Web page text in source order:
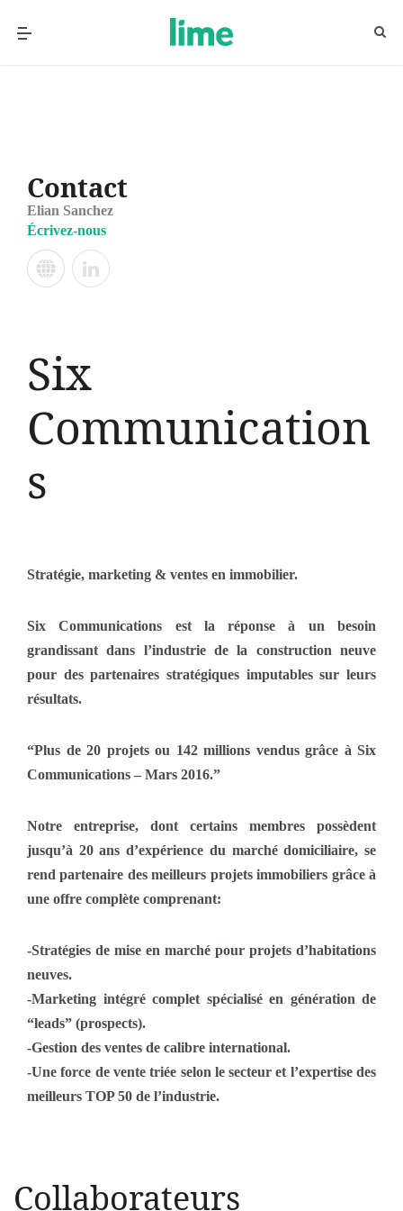
Contact
Elian Sanchez
Écrivez-nous
Six
Communication
s
Stratégie, marketing & ventes en immobilier.
Six Communications est la réponse à un besoin
grandissant dans l’industrie de la construction neuve
pour des partenaires stratégiques imputables sur leurs
résultats.
“Plus de 20 projets ou 142 millions vendus grâce à Six
Communications – Mars 2016.”
Notre entreprise, dont certains membres possèdent
jusqu’à 20 ans d’expérience du marché domiciliaire, se
rend partenaire des meilleurs projets immobiliers grâce à
une offre complète comprenant:
-Stratégies de mise en marché pour projets d’habitations
neuves.
-Marketing intégré complet spécialisé en génération de
“leads” (prospects).
-Gestion des ventes de calibre international.
-Une force de vente triée selon le secteur et l’expertise des
meilleurs TOP 50 de l’industrie.
Collaborateurs